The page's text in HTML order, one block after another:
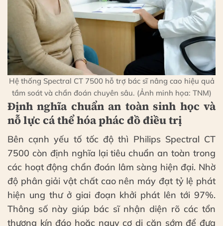
Hệ thống Spectral CT 7500 hỗ trợ bác sĩ nâng cao hiệu quả
tầm soát và chẩn đoán chuyên sâu. (Ảnh minh họa: TNM)
Định nghĩa chuẩn an toàn sinh học và
nỗ lực cá thể hóa phác đồ điều trị
Bên cạnh yếu tố tốc độ thì Philips Spectral CT
7500 còn định nghĩa lại tiêu chuẩn an toàn trong
các hoạt động chẩn đoán lâm sàng hiện đại. Nhờ
độ phân giải vật chất cao nên máy đạt tỷ lệ phát
hiện ung thư ở giai đoạn khởi phát lên tới 97%.
Thông số này giúp bác sĩ nhận diện rõ các tổn
thương kín đáo hoặc nguy cơ di căn sớm để đưa